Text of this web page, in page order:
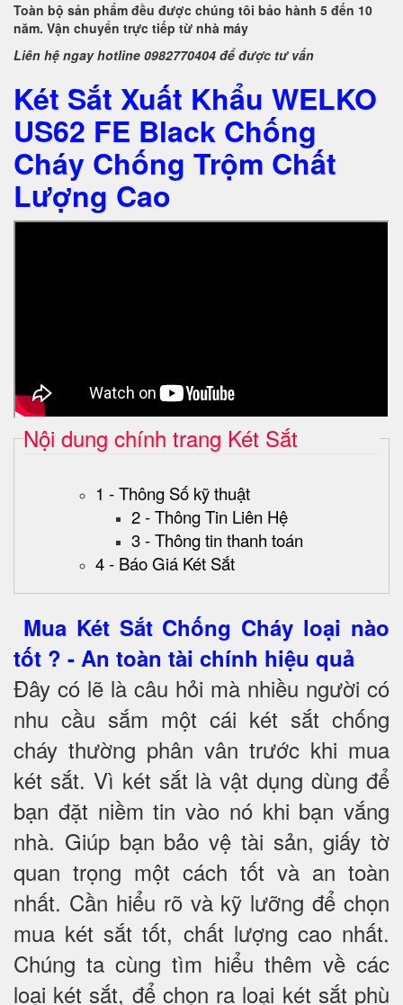
Toàn bộ sản phẩm đều được chúng tôi bảo hành 5 đến 10
năm. Vận chuyển trực tiếp từ nhà máy
Liên hệ ngay hotline 0982770404 để được tư vấn
Két Sắt Xuất Khẩu WELKO
US62 FE Black Chống
Cháy Chống Trộm Chất
Lượng Cao
Nội dung chính trang Két Sắt
1 - Thông Số kỹ thuật
2 - Thông Tin Liên Hệ
3 - Thông tin thanh toán
4 - Báo Giá Két Sắt
Mua Két Sắt Chống Cháy loại nào
tốt ? - An toàn tài chính hiệu quả
Đây có lẽ là câu hỏi mà nhiều người có
nhu cầu sắm một cái két sắt chống
cháy thường phân vân trước khi mua
két sắt. Vì két sắt là vật dụng dùng để
bạn đặt niềm tin vào nó khi bạn vắng
nhà. Giúp bạn bảo vệ tài sản, giấy tờ
quan trọng một cách tốt và an toàn
nhất. Cần hiểu rõ và kỹ lưỡng để chọn
mua két sắt tốt, chất lượng cao nhất.
Chúng ta cùng tìm hiểu thêm về các
loại két sắt, để chọn ra loại két sắt phù